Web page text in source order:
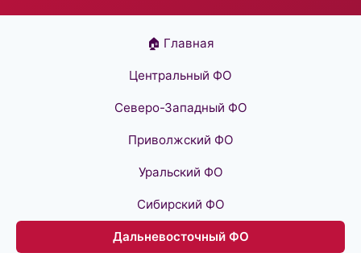
🏠 Главная
Центральный ФО
Северо-Западный ФО
Приволжский ФО
Уральский ФО
Сибирский ФО
Дальневосточный ФО